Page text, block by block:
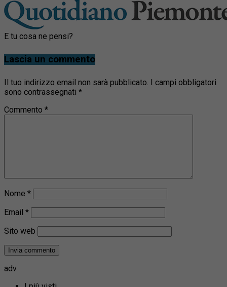
E tu cosa ne pensi?
Lascia un commento
Il tuo indirizzo email non sarà pubblicato.
I campi obbligatori
sono contrassegnati *
Commento *
Nome *
Email *
Sito web
adv